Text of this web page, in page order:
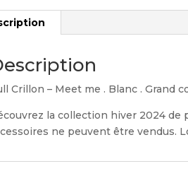
Crillon – Meet me . Blanc . Grand
la collection hiver 2024 de
ne peuvent être vendus.